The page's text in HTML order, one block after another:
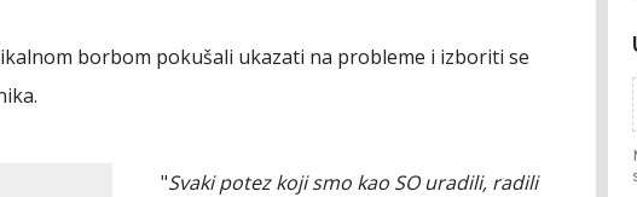
borbom pokušali ukazati na probleme i izboriti se
"Svaki potez koji smo kao SO uradili, radili